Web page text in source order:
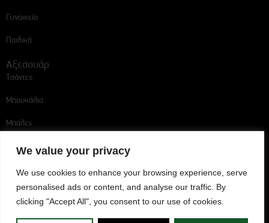
We value your privacy
We use cookies to enhance your browsing experience, serve
personalised ads or content, and analyse our traffic. By
clicking "Accept All", you consent to our use of cookies.
Γυναικεία
Παιδικά
Αξεσουάρ
Τσάντες
Μπουκάλια
Μπάλες
Ακολουθήστε μας
Omonoia Player Escort